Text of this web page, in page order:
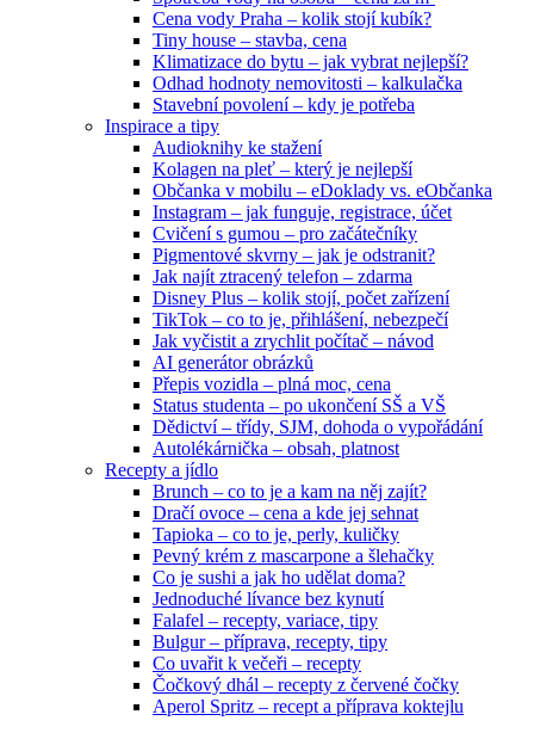
Cena vody Praha – kolik stojí kubík?
Tiny house – stavba, cena
Klimatizace do bytu – jak vybrat nejlepší?
Odhad hodnoty nemovitosti – kalkulačka
Stavební povolení – kdy je potřeba
Inspirace a tipy
Audioknihy ke stažení
Kolagen na pleť – který je nejlepší
Občanka v mobilu – eDoklady vs. eObčanka
Instagram – jak funguje, registrace, účet
Cvičení s gumou – pro začátečníky
Pigmentové skvrny – jak je odstranit?
Jak najít ztracený telefon – zdarma
Disney Plus – kolik stojí, počet zařízení
TikTok – co to je, přihlášení, nebezpečí
Jak vyčistit a zrychlit počítač – návod
AI generátor obrázků
Přepis vozidla – plná moc, cena
Status studenta – po ukončení SŠ a VŠ
Dědictví – třídy, SJM, dohoda o vypořádání
Autolékárnička – obsah, platnost
Recepty a jídlo
Brunch – co to je a kam na něj zajít?
Dračí ovoce – cena a kde jej sehnat
Tapioka – co to je, perly, kuličky
Pevný krém z mascarpone a šlehačky
Co je sushi a jak ho udělat doma?
Jednoduché lívance bez kynutí
Falafel – recepty, variace, tipy
Bulgur – příprava, recepty, tipy
Co uvařit k večeři – recepty
Čočkový dhál – recepty z červené čočky
Aperol Spritz – recept a příprava koktejlu